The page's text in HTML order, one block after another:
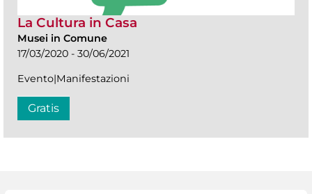
La Cultura in Casa
Musei in Comune
17/03/2020 - 30/06/2021
Evento|Manifestazioni
Gratis